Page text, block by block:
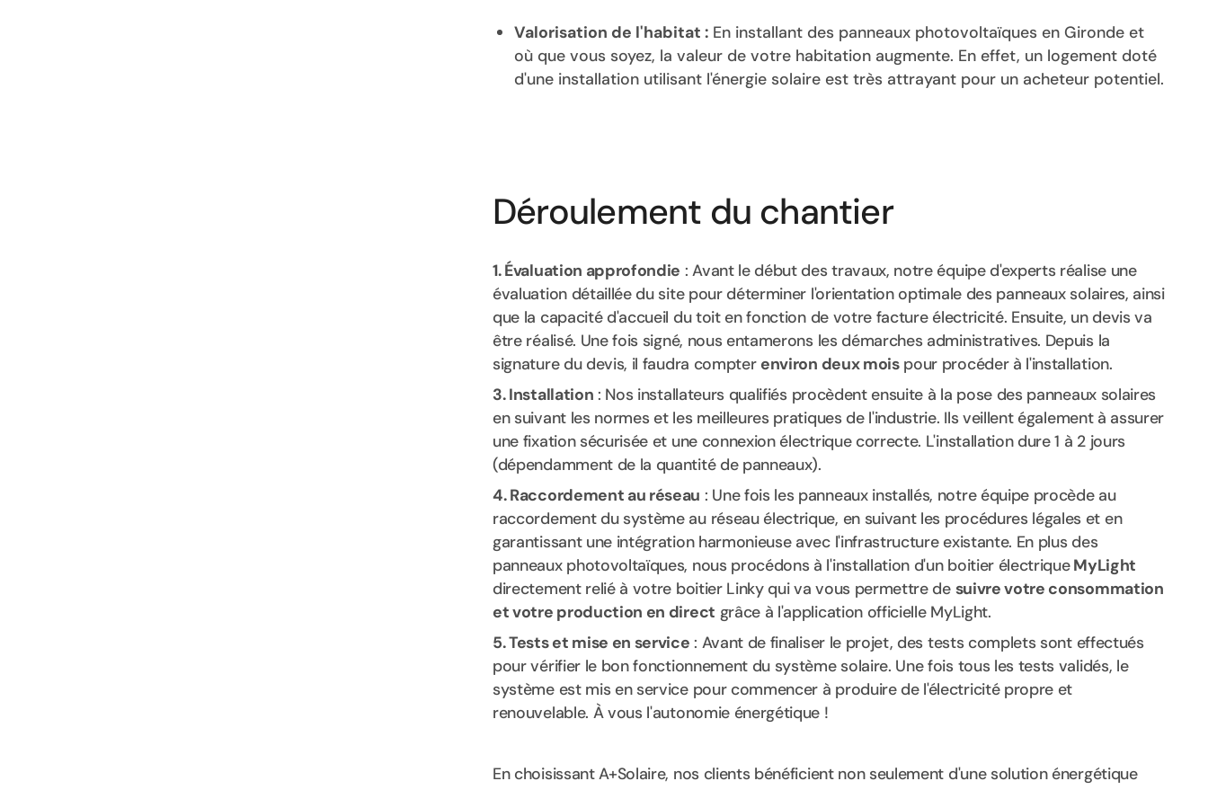
Valorisation de l'habitat : En installant des panneaux photovoltaïques en Gironde et
où que vous soyez, la valeur de votre habitation augmente. En effet, un logement doté
d'une installation utilisant l'énergie solaire est très attrayant pour un acheteur potentiel.
Déroulement du chantier
1. Évaluation approfondie : Avant le début des travaux, notre équipe d'experts réalise une
évaluation détaillée du site pour déterminer l'orientation optimale des panneaux solaires, ainsi
que la capacité d'accueil du toit en fonction de votre facture électricité. Ensuite, un devis va
être réalisé. Une fois signé, nous entamerons les démarches administratives. Depuis la
signature du devis, il faudra compter environ deux moispour procéder à l'installation.
3. Installation : Nos installateurs qualifiés procèdent ensuite à la pose des panneaux solaires
en suivant les normes et les meilleures pratiques de l'industrie. Ils veillent également à assurer
une fixation sécurisée et une connexion électrique correcte. L'installation dure 1 à 2 jours
(dépendamment de la quantité de panneaux).
4. Raccordement au réseau : Une fois les panneaux installés, notre équipe procède au
raccordement du système au réseau électrique, en suivant les procédures légales et en
garantissant une intégration harmonieuse avec l'infrastructure existante. En plus des
panneaux photovoltaïques, nous procédons à l'installation d'un boitier électriqueMyLight
directement relié à votre boitier Linky qui va vous permettre de suivre votre consommation
et votre production en direct grâce à l'application officielle MyLight.
5. Tests et mise en service : Avant de finaliser le projet, des tests complets sont effectués
pour vérifier le bon fonctionnement du système solaire. Une fois tous les tests validés, le
système est mis en service pour commencer à produire de l'électricité propre et
renouvelable. À vous l'autonomie énergétique !
En choisissant A+Solaire, nos clients bénéficient non seulement d'une solution énergétique